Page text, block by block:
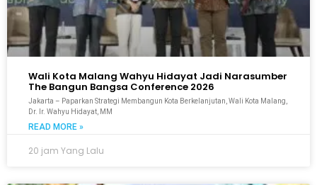
Wali Kota Malang Wahyu Hidayat Jadi Narasumber
The Bangun Bangsa Conference 2026
Jakarta – Paparkan Strategi Membangun Kota Berkelanjutan, Wali Kota Malang,
Dr. Ir. Wahyu Hidayat, MM
READ MORE »
20 jam Yang Lalu